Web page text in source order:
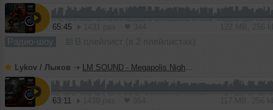
65:45
Радио-шоу
Lykov / Лыков ➝ LM SOUND - Megapolis Night 30.06.2026
63:11